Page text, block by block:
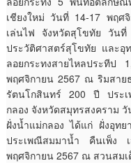
เชียงใหม่ วันที่ 14-17 พฤศ
เล่นไฟ จังหวัดสุโขทัย วั
ประวัติศาสตร์สุโขทัย และ
ลอยกระทงสายไหลประที
พฤศจิกายน 2567 ณ ริมสาย
รัตนโกสินทร์ 200 ปี ประเ
กลอง จังหวัดสมุทรสงคราม
ฝั่งน้ำแม่กลอง ได้แก่ ฝั่งอุ
ประเพณีสมมาน้ำ คืนเพ็ง
พฤศจิกายน 2567 ณ สวนสม